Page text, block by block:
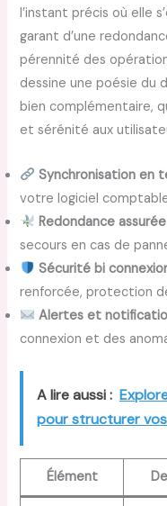
l’instant précis où elle
garant d’une
pérennité des
dessine une poésie du
bien complémentaire,
et sérénité aux
Synchronisation en
votre logiciel
Redondance
secours en cas de
Sécurité bi
renforcée, protection
Alertes et
connexion et des
A lire aussi :
pour structurer
Élément